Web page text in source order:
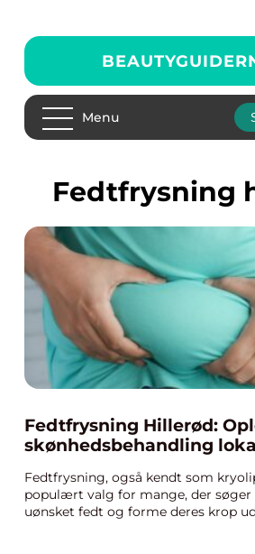
Menu
fedtfrysning
Fedtfrysning Hillerød:
skønhedsbehandling
Fedtfrysning, også kendt som
populært valg for mange, der søger
uønsket fedt og forme deres krop